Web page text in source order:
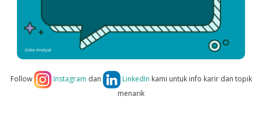
Follow Instagram dan LinkedIn kami untuk info karir dan topik
menarik